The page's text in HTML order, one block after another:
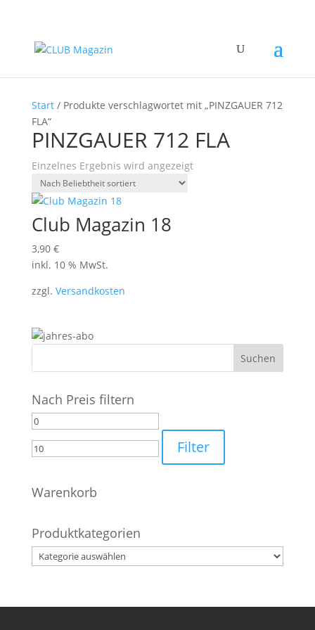
Start/ Produkte verschlagwortet mit „PINZGAUER 712
FLA“
PINZGAUER 712 FLA
Einzelnes Ergebnis wird angezeigt
Club Magazin 18
3,90 €
inkl. 10 % MwSt.
zzgl. Versandkosten
Nach Preis filtern
Min.
Filter
Warenkorb
Produktkategorien